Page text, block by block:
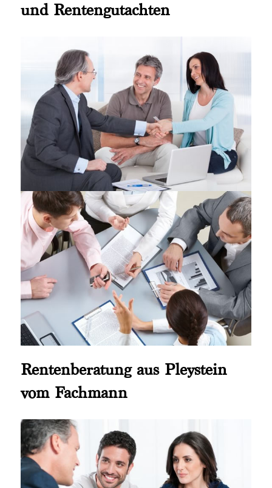
und Rentengutachten
Rentenberatung aus Pleystein
vom Fachmann